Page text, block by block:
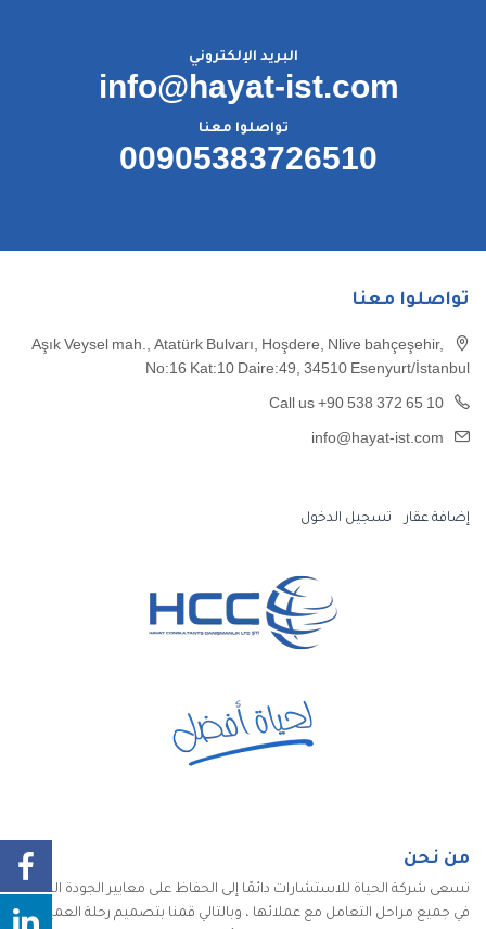
البريد الإلكتروني
info@hayat-ist.com
تواصلوا معنا
00905383726510
تواصلوا معنا
Aşık Veysel mah., Atatürk Bulvarı, Hoşdere, Nlive bahçeşehir,
No:16 Kat:10 Daire:49, 34510 Esenyurt/İstanbul
Call us +90 538 372 65 10
info@hayat-ist.com
إضافة عقار تسجيل الدخول
من نحن
تسعى شركة الحياة للاستشارات دائمًا إلى الحفاظ على معايير الجودة الكاملة
في جميع مراحل التعامل مع عملائها ، وبالتالي قمنا بتصميم رحلة العميل